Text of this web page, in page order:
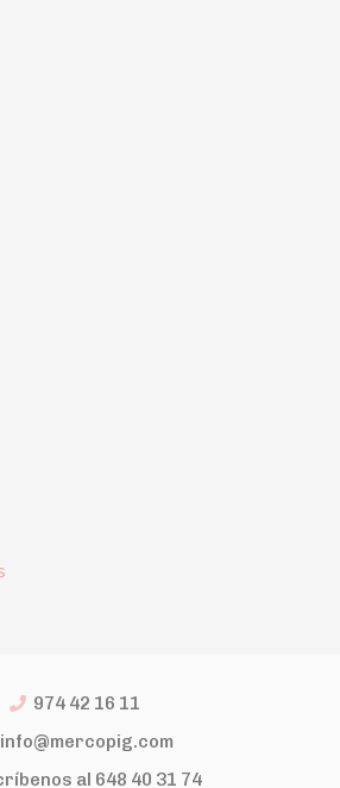
974 42 16 11
info@mercopig.com
al 648 40 31 74